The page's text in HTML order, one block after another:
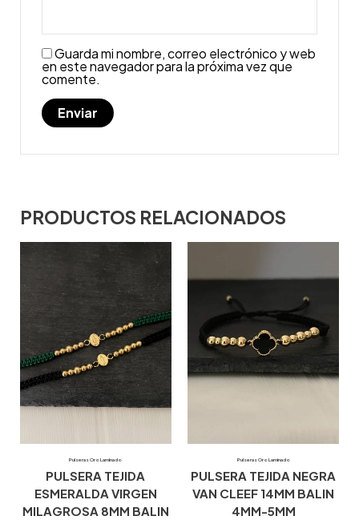
Guarda mi nombre, correo electrónico y web
en este navegador para la próxima vez que
comente.
PRODUCTOS RELACIONADOS
Pulseras Oro Laminado
PULSERA TEJIDA
ESMERALDA VIRGEN
MILAGROSA 8MM BALIN
Pulseras Oro Laminado
PULSERA TEJIDA NEGRA
VAN CLEEF 14MM BALIN
4MM-5MM